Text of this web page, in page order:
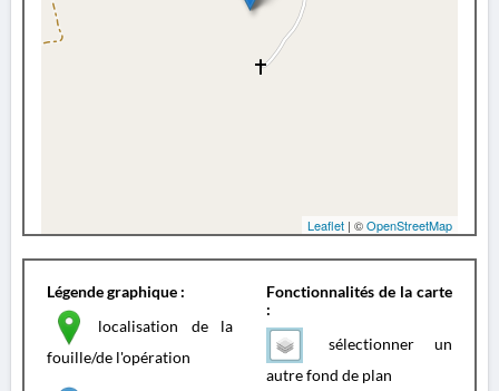
Leaflet | ©OpenStreetMap
Légende graphique :
localisation de la
fouille/de l'opération
Fonctionnalités de la carte
:
sélectionner un
autre fond de plan